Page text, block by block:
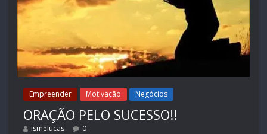
Empreender Motivação Negócios
ORAÇÃO PELO SUCESSO!!
ismelucas 0